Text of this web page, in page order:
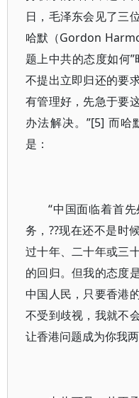
日，毛泽东会见了三
哈默（Gordon
题上中共的态度如何
不提出立即归还的要
有管理好，先急于要
办法解决。”[5] 而
是：
“中国面临着首
务，??现在还不是时
过十年、二十年或三
的回归。但我的态度
中国人民，只要香港
不受到歧视，我就不
让香港问题成为你我